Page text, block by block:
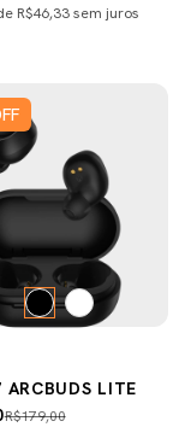
R$46,33sem juros
ARCBUDS LITE
R$179,00